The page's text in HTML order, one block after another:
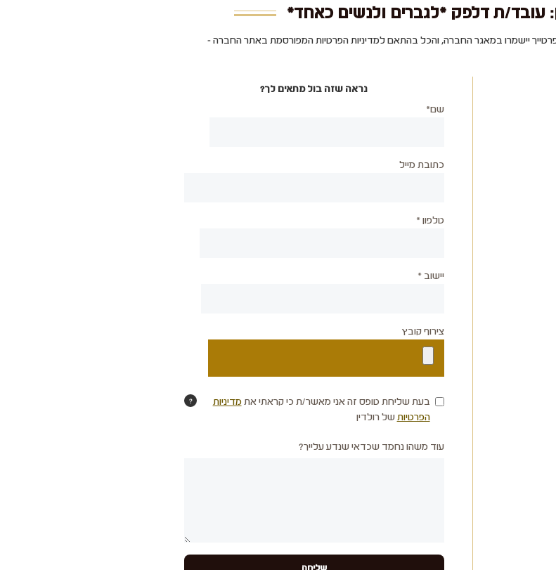
עובד/ת דלפק *לגברים ולנשים כאחד*
יישמרו במאגר החברה, והכל בהתאם למדיניות הפרטיות המפורסמת באתר החברה -
נראה שזה בול מתאים לך?
שם*
כתובת מייל
טלפון *
יישוב *
צירוף קובץ
בעת שליחת טופס זה אני מאשר/ת כי קראתי אתמדיניות
הפרטיותשל רולדין
?
עוד משהו נחמד שכדאי שנדע עלייך?